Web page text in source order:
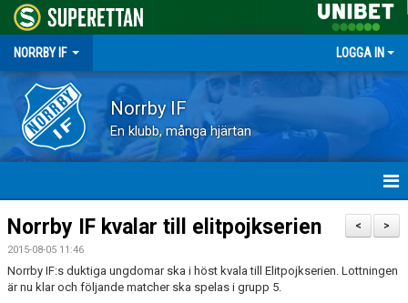
NORRBY IF LOGGA IN
Norrby IF
En klubb, många hjärtan
HEM
NYHETER
FÖRENINGEN
>
<
Norrby IF kvalar till elitpojkserien
2015-08-05 11:46
Norrby IF:s duktiga ungdomar ska i höst kvala till Elitpojkserien. Lottningen
är nu klar och följande matcher ska spelas i grupp 5.